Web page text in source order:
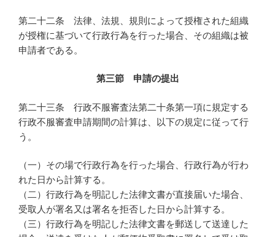
第二十二条 法律、法規、規則によって授権された組織
が授権に基づいて行政行為を行った場合、その組織は被
申請者である。
第三節 申請の提出
第二十三条 行政不服審査法第二十条第一項に規定する
行政不服審査申請期間の計算は、以下の規定に従って行
う。
（一）その場で行政行為を行った場合、行政行為が行わ
れた日から計算する。
（二）行政行為を明記した法律文書が直接届いた場合、
受取人が署名又は署名を拒否した日から計算する。
（三）行政行為を明記した法律文書を郵送して送達した